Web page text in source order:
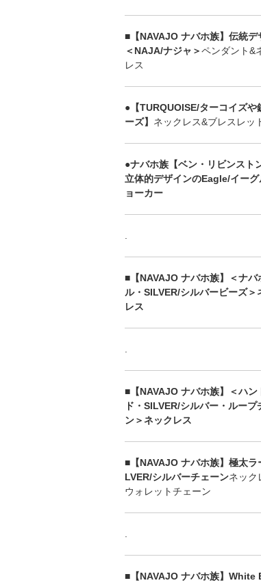
■【NAVAJO ナバホ族】伝統デ
＜NAJA/ナジャ＞ペンダント&
レス
●【TURQUOISE/ターコイズや
ーズ】 ネックレス&ブレスレッ
●ナバホ族【ベン・リビンスト
立体的デザインのEagle/イーグ
ョーカー
■【NAVAJO ナバホ族】＜ナバ
ル・SILVER/シルバービーズ＞
レス
■【NAVAJO ナバホ族】＜ハン
ド・SILVER/シルバー・ループ
ン＞ネックレス
■【NAVAJO ナバホ族】極太ラ
LVER/シルバーチェーンネック
ウォレットチェーン
■【NAVAJO ナバホ族】White